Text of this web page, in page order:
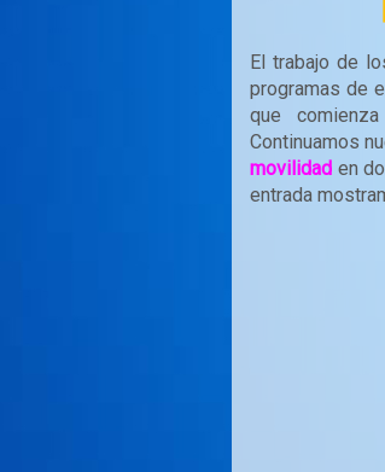
El trabajo de
programas de
que
Continuamos
movilidad en
entrada